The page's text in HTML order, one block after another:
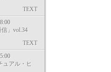
TEXT
信」vol.34
TEXT
ュアル・ヒ